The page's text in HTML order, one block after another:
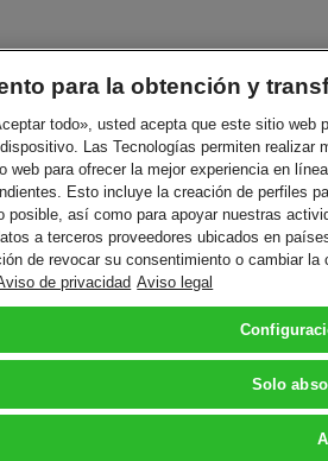
para la obtención y
todo», usted acepta que este sitio
Las Tecnologías permiten
web para ofrecer la mejor experiencia en
Esto incluye la creación de perfiles
posible, así como para apoyar nuestras
a terceros proveedores ubicados en
de revocar su consentimiento o cambiar
de privacidad Aviso legal
Solo